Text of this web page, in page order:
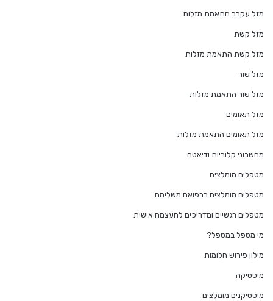
מזל עקרב התאמת מזלות
מזל קשת
מזל קשת התאמת מזלות
מזל שור
מזל שור התאמת מזלות
מזל תאומים
מזל תאומים התאמת מזלות
מחשבוני קלוריות ודיאטה
מטפלים מומלצים
מטפלים מומלצים ברפואה משלימה
מטפלים רגשיים ומדריכים להעצמה אישית
מי מטפל במטפל?
מילון פירוש חלומות
מיסטיקה
מיסטיקנים מומלצים